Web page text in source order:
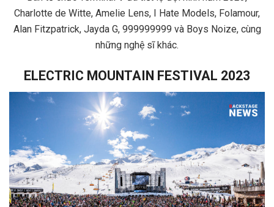
Charlotte de Witte, Amelie Lens, I Hate Models, Folamour,
Alan Fitzpatrick, Jayda G, 999999999 và Boys Noize, cùng
những nghệ sĩ khác.
ELECTRIC MOUNTAIN FESTIVAL 2023